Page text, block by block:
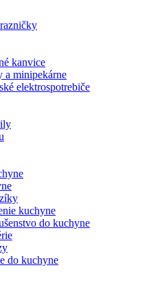
kanvice
minipekárne
elektrospotrebiče
kuchyne
do kuchyne
do kuchyne